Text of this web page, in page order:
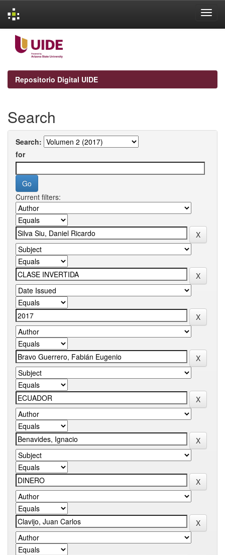
navigation
Repositorio Digital UIDE
Search
Search:
for
Current filters: